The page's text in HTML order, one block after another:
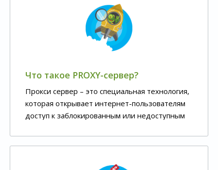
Что такое PROXY-сервер?
Прокси сервер – это специальная технология,
которая открывает интернет-пользователям
доступ к заблокированным или недоступным